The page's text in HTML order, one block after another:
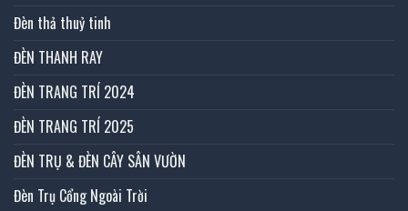
Đèn thả thuỷ tinh
ĐÈN THANH RAY
ĐÈN TRANG TRÍ 2024
ĐÈN TRANG TRÍ 2025
ĐÈN TRỤ & ĐÈN CÂY SÂN VƯỜN
Đèn Trụ Cổng Ngoài Trời